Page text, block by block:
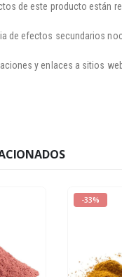
de este producto están
de efectos secundarios
y enlaces a sitios
-33%